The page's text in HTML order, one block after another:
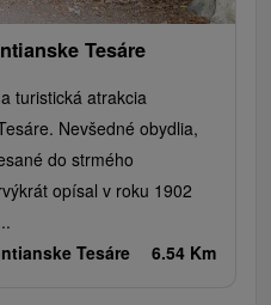
Tesáre
turistická atrakcia
Nevšedné obydlia,
do strmého
opísal v roku 1902
Tesáre 6.54 Km